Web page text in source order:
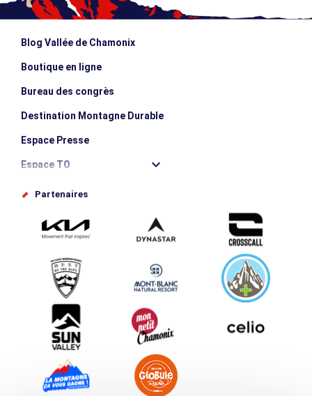
Blog Vallée de Chamonix
Boutique en ligne
Bureau des congrès
Destination Montagne Durable
Espace Presse
Espace TO
Offices de tourisme
Proposez votre évènement
Service groupes et séminaires
Téléchargements
Tourisme et handicap
Partenaires